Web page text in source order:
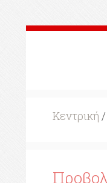
Κεντρική /